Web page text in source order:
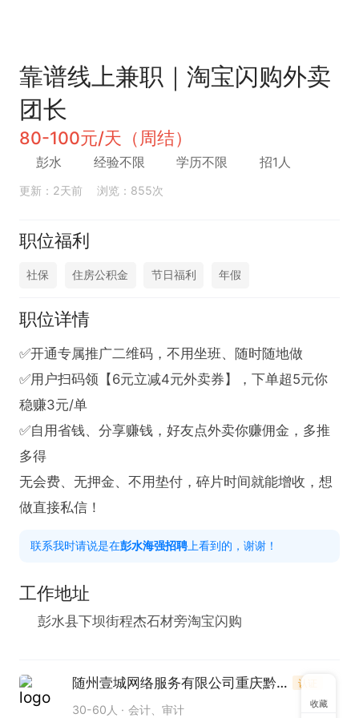
靠谱线上兼职｜淘宝闪购外卖
团长
80-100元/天（周结）
彭水 经验不限 学历不限 招1人
更新：2天前 浏览：855次
职位福利
社保 住房公积金 节日福利 年假
职位详情
✅开通专属推广二维码，不用坐班、随时随地做
✅用户扫码领【6元立减4元外卖券】，下单超5元你
稳赚3元/单
✅自用省钱、分享赚钱，好友点外卖你赚佣金，多推
多得
无会费、无押金、不用垫付，碎片时间就能增收，想
做直接私信！
联系我时请说是在彭水海强招聘 上看到的，谢谢！
工作地址
彭水县下坝街程杰石材旁淘宝闪购
随州壹城网络服务有限公司重庆黔江分公司 认证
30-60人 会计、审计 收藏